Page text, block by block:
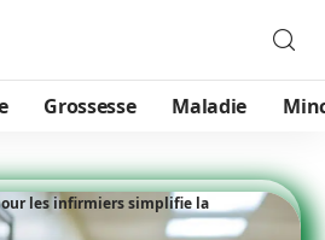
Grossesse Maladie
les infirmiers simplifie la